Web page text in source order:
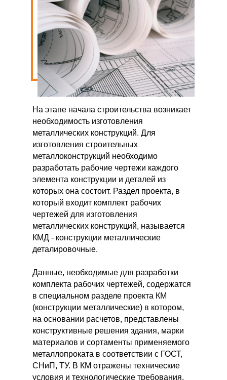
На этапе начала строительства возникает
необходимость изготовления
металлических конструкций. Для
изготовления строительных
металлоконструкций необходимо
разработать рабочие чертежи каждого
элемента конструкции и деталей из
которых она состоит. Раздел проекта, в
который входит комплект рабочих
чертежей для изготовления
металлических конструкций, называется
КМД - конструкции металлические
деталировочные.
Данные, необходимые для разработки
комплекта рабочих чертежей, содержатся
в специальном разделе проекта КМ
(конструкции металлические) в котором,
на основании расчетов, представлены
конструктивные решения здания, марки
материалов и сортаменты применяемого
металлопроката в соответствии с ГОСТ,
СНиП, ТУ. В КМ отражены технические
условия и технологические требования,